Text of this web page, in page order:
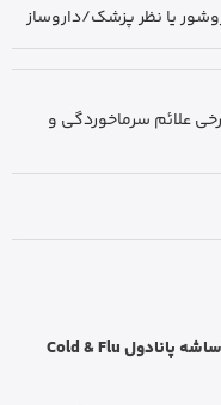
یا نظر پزشک/داروساز
علائم سرماخوردگی و
اولین کسی باشید که دیدگاهی می نویسد “ساشه پانادول Cold & Flu